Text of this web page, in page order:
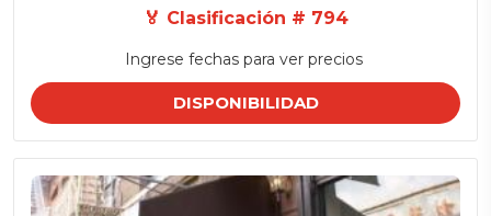
🏅 Clasificación # 794
Ingrese fechas para ver precios
DISPONIBILIDAD